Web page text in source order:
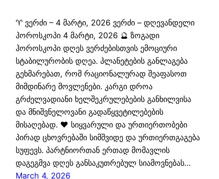
♈ ვერძი – 4 მარტი, 2026 ვერძი – დღევანდელი
ჰოროსკოპი 4 მარტი, 2026 🔮 ზოგადი
ჰოროსკოპი დღეს ვერძებისთვის ემოციური
სტაბილურობის დღეა. პლანეტების განლაგება
გეხმარებათ, რომ რაციონალურად შეაფასოთ
მიმდინარე მოვლენები. კარგი დროა
გრძელვადიანი ხელშეკრულებების განხილვისა
და მნიშვნელოვანი გადაწყვეტილებების
მისაღებად. ❤️ სიყვარული და ურთიერთობები
პირად ცხოვრებაში სიმშვიდე და ურთიერთგაგება
სუფევს. პარტნიორთან ერთად მომავლის
დაგეგმვა დღეს განსაკუთრებულ სიამოვნებას…
March 4, 2026